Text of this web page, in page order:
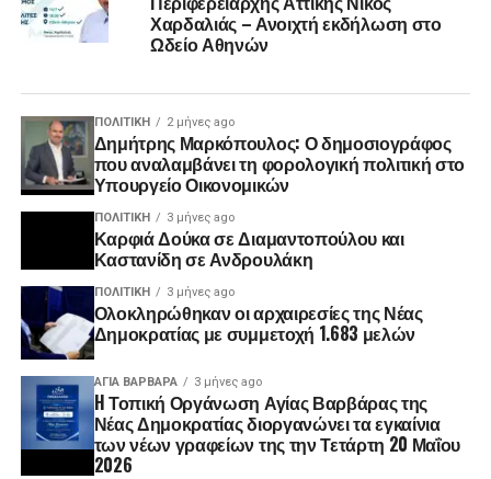
Χαρδαλιάς – Ανοιχτή εκδήλωση στο
Ωδείο Αθηνών
ΠΟΛΙΤΙΚΉ 2 μήνες ago
Δημήτρης Μαρκόπουλος: Ο δημοσιογράφος
που αναλαμβάνει τη φορολογική πολιτική στο
Υπουργείο Οικονομικών
ΠΟΛΙΤΙΚΉ 3 μήνες ago
Καρφιά Δούκα σε Διαμαντοπούλου και
Καστανίδη σε Ανδρουλάκη
ΠΟΛΙΤΙΚΉ 3 μήνες ago
Ολοκληρώθηκαν οι αρχαιρεσίες της Νέας
Δημοκρατίας με συμμετοχή 1.683 μελών
ΑΓΙΑ ΒΑΡΒΑΡΑ 3 μήνες ago
H Τοπική Οργάνωση Αγίας Βαρβάρας της
Νέας Δημοκρατίας διοργανώνει τα εγκαίνια
των νέων γραφείων της την Τετάρτη 20 Μαΐου
2026